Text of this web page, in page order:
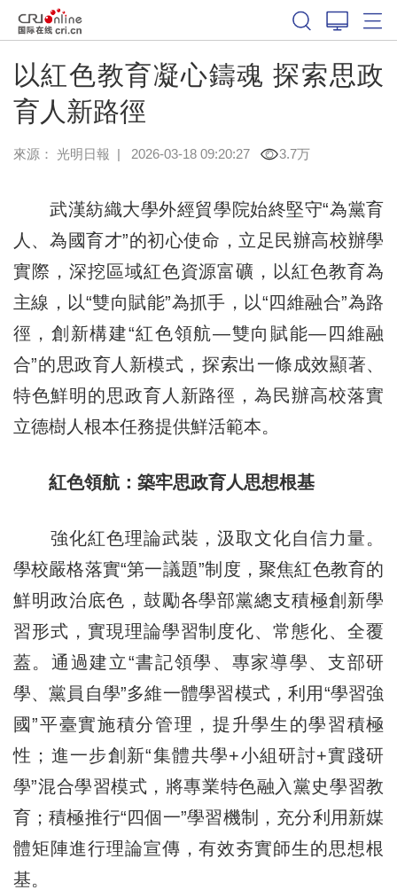
以紅色教育凝心鑄魂 探索思政
育人新路徑
來源： 光明日報 | 2026-03-18 09:20:27 3.7万
武漢紡織大學外經貿學院始終堅守“為黨育
人、為國育才”的初心使命，立足民辦高校辦學
實際，深挖區域紅色資源富礦，以紅色教育為
主線，以“雙向賦能”為抓手，以“四維融合”為路
徑，創新構建“紅色領航—雙向賦能—四維融
合”的思政育人新模式，探索出一條成效顯著、
特色鮮明的思政育人新路徑，為民辦高校落實
立德樹人根本任務提供鮮活範本。
紅色領航：築牢思政育人思想根基
強化紅色理論武裝，汲取文化自信力量。
學校嚴格落實“第一議題”制度，聚焦紅色教育的
鮮明政治底色，鼓勵各學部黨總支積極創新學
習形式，實現理論學習制度化、常態化、全覆
蓋。通過建立“書記領學、專家導學、支部研
學、黨員自學”多維一體學習模式，利用“學習強
國”平臺實施積分管理，提升學生的學習積極
性；進一步創新“集體共學+小組研討+實踐研
學”混合學習模式，將專業特色融入黨史學習教
育；積極推行“四個一”學習機制，充分利用新媒
體矩陣進行理論宣傳，有效夯實師生的思想根
基。